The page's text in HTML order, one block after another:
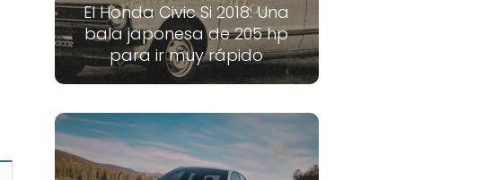
El Honda Civic Si 2018: Una
bala japonesa de 205 hp
para ir muy rápido